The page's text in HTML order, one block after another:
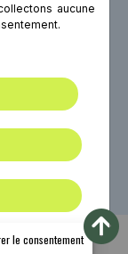
H2S 2M2
légales
droits
aucune
le consentement